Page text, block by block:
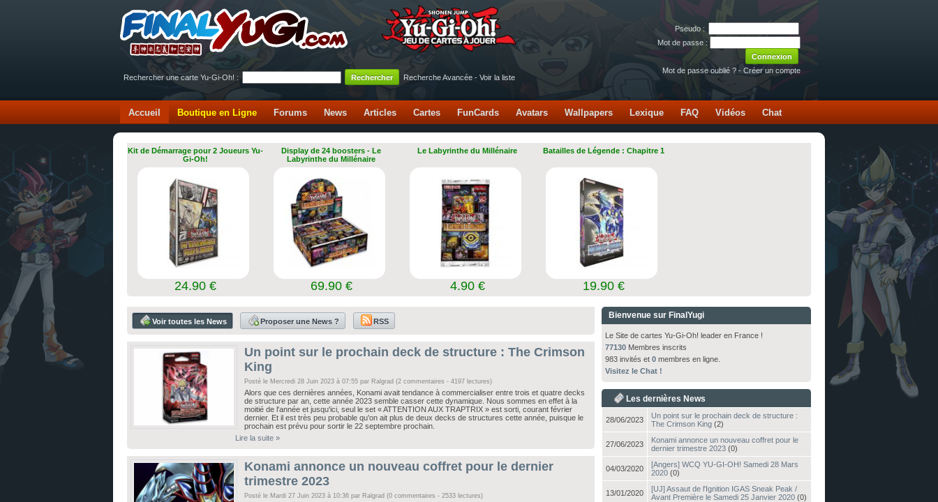
Pseudo :
Mot de passe :
Mot de passe oublié ? - Créer un compte
Rechercher une carte Yu-Gi-Oh! :
Recherche Avancée - Voir la liste
Accueil Boutique en Ligne Forums News Articles Cartes FunCards Avatars Wallpapers Lexique FAQ Vidéos Chat
Kit de Démarrage pour 2 Joueurs Yu-
Gi-Oh!
24.90 €
Display de 24 boosters - Le
Labyrinthe du Millénaire
69.90 €
Le Labyrinthe du Millénaire
4.90 €
Batailles de Légende : Chapitre 1
19.90 €
Voir toutes les News Proposer une News ? RSS
Un point sur le prochain deck de structure : The Crimson
King
Posté le Mercredi 28 Juin 2023 à 07:55 par Ralgrad (2 commentaires - 4197 lectures)
Alors que ces dernières années, Konami avait tendance à commercialiser entre trois et quatre decks
de structure par an, cette année 2023 semble casser cette dynamique. Nous sommes en effet à la
moitié de l'année et jusqu'ici, seul le set « ATTENTION AUX TRAPTRIX » est sorti, courant février
dernier. Et il est très peu probable qu'on ait plus de deux decks de structures cette année, puisque le
prochain est prévu pour sortir le 22 septembre prochain.
Lire la suite »
Konami annonce un nouveau coffret pour le dernier
trimestre 2023
Posté le Mardi 27 Juin 2023 à 10:36 par Ralgrad (0 commentaires - 2533 lectures)
Bienvenue sur FinalYugi
Le Site de cartes Yu-Gi-Oh! leader en France !
77130 Membres inscrits
983 invités et 0 membres en ligne.
Visitez le Chat !
Les dernières News
28/06/2023
Un point sur le prochain deck de structure :
The Crimson King (2)
27/06/2023
Konami annonce un nouveau coffret pour le
dernier trimestre 2023 (0)
04/03/2020
[Angers] WCQ YU-GI-OH! Samedi 28 Mars
2020 (0)
13/01/2020
[UJ] Assaut de l'Ignition IGAS Sneak Peak /
Avant Première le Samedi 25 Janvier 2020 (0)